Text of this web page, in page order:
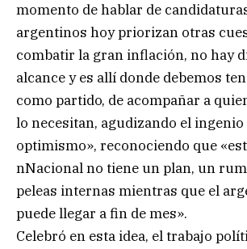
momento de hablar de
argentinos hoy priorizan otras
combatir la gran inflación, no hay
alcance y es allí donde debemos
como partido, de acompañar a
lo necesitan, agudizando el ingenio
optimismo», reconociendo que
nNacional no tiene un plan, un
peleas internas mientras que el
puede llegar a fin de mes».
Celebró en esta idea, el trabajo